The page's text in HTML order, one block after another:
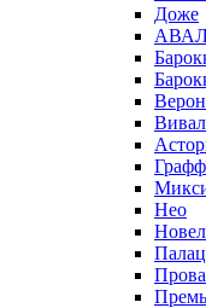
Доже
Нео